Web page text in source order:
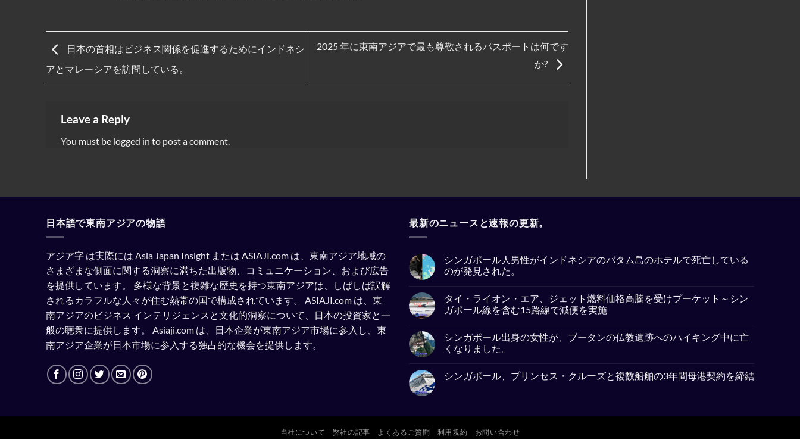
日本の首相はビジネス関係を促進するためにインドネシ
アとマレーシアを訪問している。
2025 年に東南アジアで最も尊敬されるパスポートは何です
か?
Leave a Reply
You must be logged in to post a comment.
日本語で東南アジアの物語
アジア字 は実際には Asia Japan Insight または ASIAJI.com は、東南アジア地域の
さまざまな側面に関する洞察に満ちた出版物、コミュニケーション、および広告
を提供しています。
多様な背景と複雑な歴史を持つ東南アジアは、しばしば誤解
されるカラフルな人々が住む熱帯の国で構成されています。
ASIAJI.com は、東
南アジアのビジネス インテリジェンスと文化的洞察について、日本の投資家と一
般の聴衆に提供します。
Asiaji.com は、日本企業が東南アジア市場に参入し、東
南アジア企業が日本市場に参入する独占的な機会を提供します。
最新のニュースと速報の更新。
シンガポール人男性がインドネシアのバタム島のホテルで死亡している
のが発見された。
on
シ
ン
ー
ル
人
が
イ
の
バ
タイ・ライオン・エア、ジェット燃料価格高騰を受けプーケット～シン
ガポール線を含む15路線で減便を実施
on
タ
イ・
オ
ン・
ト
燃
シンガポール出身の女性が、ブータンの仏教遺跡へのハイキング中に亡
くなりました。
on
シ
出
身
シンガポール、プリンセス・クルーズと複数船舶の3年間母港契約を締結
ン
ポ
当社について 弊社の記事 よくあるご質問 利用規約 お問い合わせ